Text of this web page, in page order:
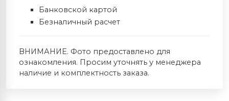
Банковской картой
Безналичный расчет
ВНИМАНИЕ. Фото предоставлено для
ознакомления. Просим уточнять у менеджера
наличие и комплектность заказа.